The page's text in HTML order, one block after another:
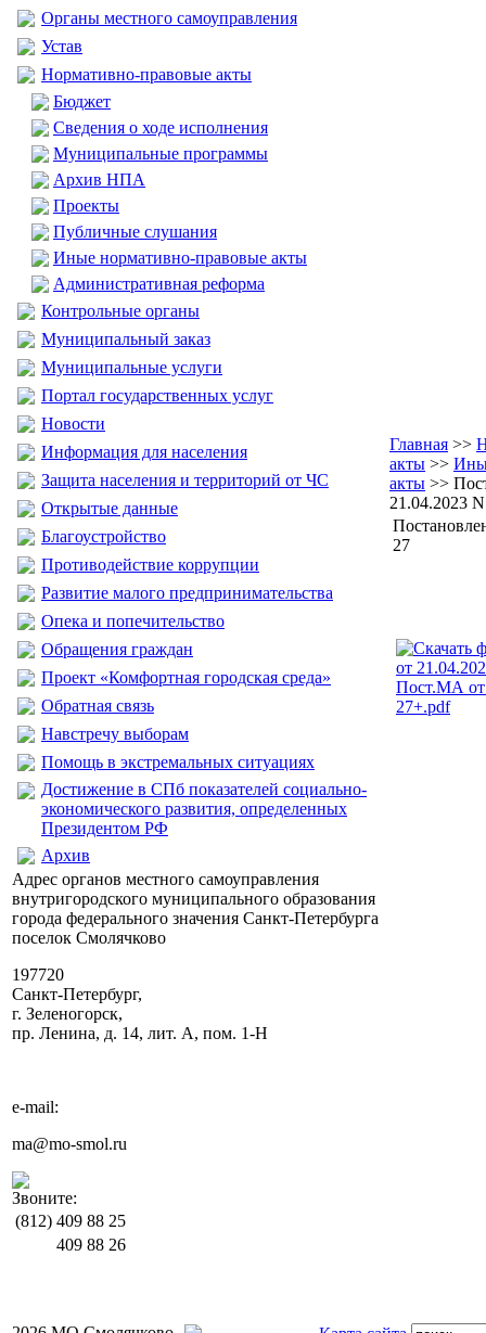
Органы местного самоуправления
Устав
Нормативно-правовые акты
Бюджет
Сведения о ходе исполнения
Муниципальные программы
Архив НПА
Проекты
Публичные слушания
Иные нормативно-правовые акты
Административная реформа
Контрольные органы
Муниципальный заказ
Муниципальные услуги
Портал государственных услуг
Новости
Информация для населения
Защита населения и территорий от ЧС
Открытые данные
Благоустройство
Противодействие коррупции
Развитие малого предпринимательства
Опека и попечительство
Обращения граждан
Проект «Комфортная городская среда»
Обратная связь
Навстречу выборам
Помощь в экстремальных ситуациях
Достижение в СПб показателей социально-
экономического развития, определенных
Президентом РФ
Архив
Адрес органов местного самоуправления
внутригородского муниципального образования
города федерального значения Санкт-Петербурга
поселок Смолячково
197720
Санкт-Петербург,
г. Зеленогорск,
пр. Ленина, д. 14, лит. А, пом. 1-Н
e-mail:
ma@mo-smol.ru
Звоните:
(812) 409 88 25
409 88 26
Главная >>
акты >>
акты >>
21.04.2023
27
Пост.МА от
27+.pdf